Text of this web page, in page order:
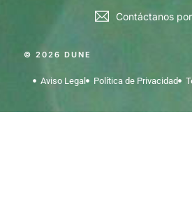
Contáctanos
© 2026 DUNE
Aviso Legal Política de Privacidad